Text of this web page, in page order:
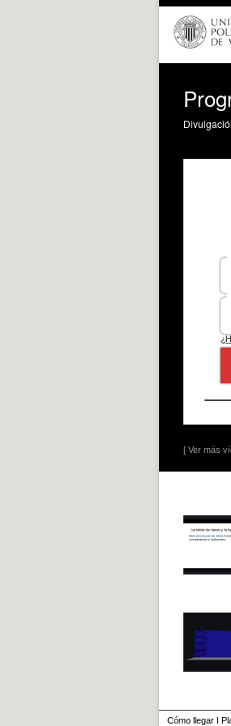
[ Ver más
Cómo llegar I